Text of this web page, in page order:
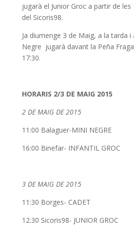
jugarà el Junior Groc a partir de les
del Sicoris98.
Ja diumenge 3 de Maig, a la tarda i
Negre jugarà davant la Peña
17:30.
HORARIS 2/3 DE MAIG 2015
2 DE MAIG DE 2015
11:00 Balaguer-MINI NEGRE
16:00 Binefar- INFANTIL GROC
3 DE MAIG DE 2015
11:30 Borges- CADET
12:30 Sicoris98- JUNIOR GROC